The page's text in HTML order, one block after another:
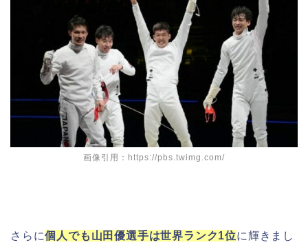
画像引用：https://pbs.twimg.com/
さらに個人でも山田優選手は世界ランク1位に輝きまし